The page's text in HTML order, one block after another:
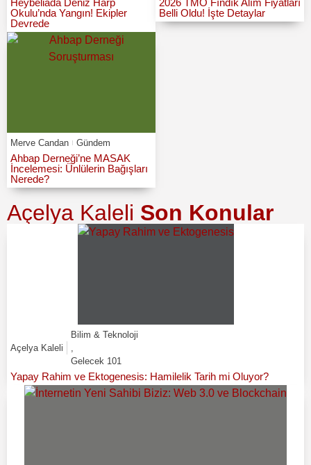
Okulu’nda Yangın! Ekipler
Devrede
Belli Oldu! İşte Detaylar
Merve Candan Gündem
Ahbap Derneği’ne MASAK
İncelemesi: Ünlülerin Bağışları
Nerede?
Açelya Kaleli Son Konular
Açelya Kaleli
Bilim & Teknoloji
Gelecek 101
Yapay Rahim ve Ektogenesis: Hamilelik Tarih mi Oluyor?